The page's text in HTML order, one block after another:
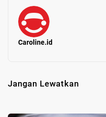
Caroline.id
Jangan Lewatkan